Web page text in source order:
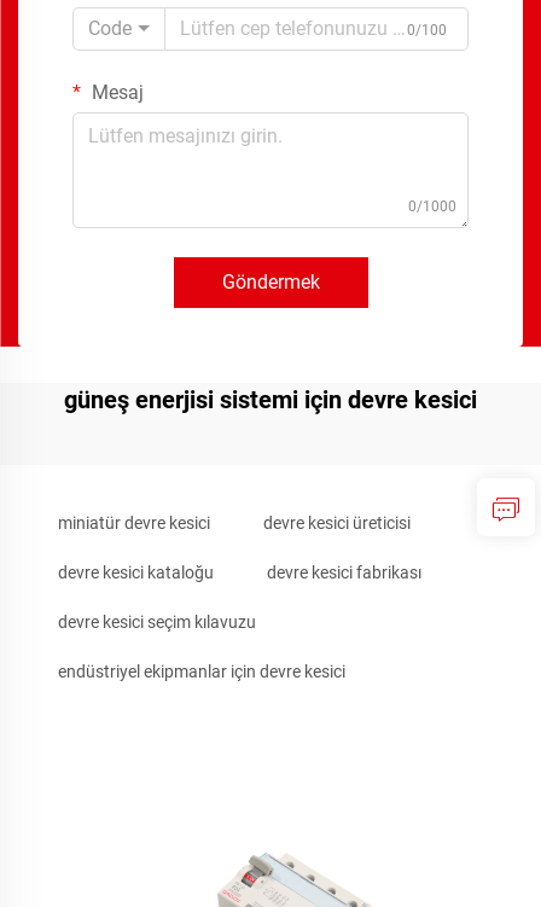
Code
0/100
Mesaj
0/1000
Göndermek
güneş enerjisi sistemi için devre kesici
miniatür devre kesici devre kesici üreticisi
devre kesici kataloğu devre kesici fabrikası
devre kesici seçim kılavuzu
endüstriyel ekipmanlar için devre kesici